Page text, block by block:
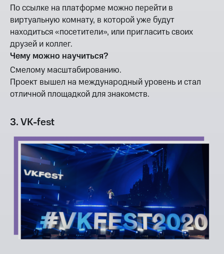
По ссылке на платформе можно перейти в
виртуальную комнату, в которой уже будут
находиться «посетители», или пригласить своих
друзей и коллег.
Чему можно научиться?
Смелому масштабированию.
Проект вышел на международный уровень и стал
отличной площадкой для знакомств.
3. VK-fest